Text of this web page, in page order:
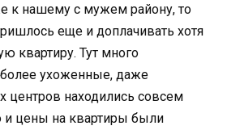
к нашему с мужем району, то
еще и доплачивать хотя
квартиру. Тут много
ухоженные, даже
центров находились совсем
цены на квартиры были